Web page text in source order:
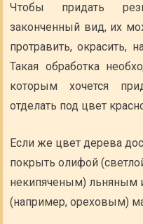
Чтобы придать
законченный вид, их
протравить, окрасить,
Такая обработка
которым хочется
отделать под цвет
Если же цвет дерева
покрыть олифой
некипяченым) льняным
(например, ореховым)